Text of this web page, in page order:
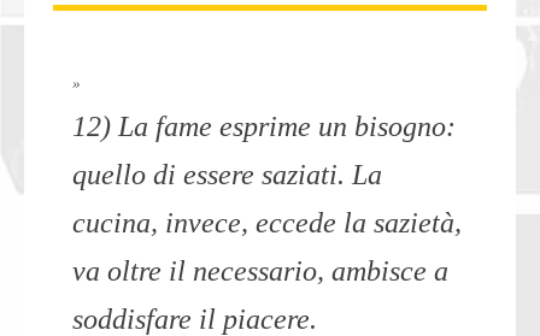
»
12) La fame esprime un bisogno:
quello di essere saziati. La
cucina, invece, eccede la sazietà,
va oltre il necessario, ambisce a
soddisfare il piacere.